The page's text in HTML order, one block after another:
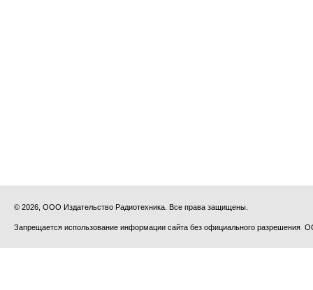
© 2026, ООО Издательство Радиотехника. Все права защищены.
Запрещается использование информации сайта без официального разрешения